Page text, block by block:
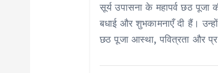
सूर्य उपासना के महापर्व छठ पूजा
बधाई और शुभकामनाएँ दी हैं।
छठ पूजा आस्था, पवित्रता और